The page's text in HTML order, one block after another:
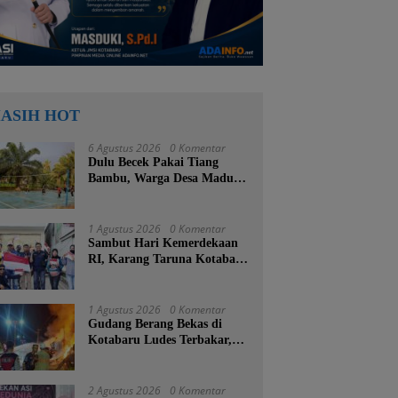
HOT
6 Agustus 2026 0 Komentar
Dulu Becek Pakai Tiang
Bambu, Warga Desa Madu
Berkat Program Bupati
Tanah Bumbu
1 Agustus 2026 0 Komentar
Sambut Hari Kemerdekaan
RI, Karang Taruna Kotabaru
Putih
1 Agustus 2026 0 Komentar
Gudang Berang Bekas di
Kotabaru Ludes Terbakar,
2 Agustus 2026 0 Komentar